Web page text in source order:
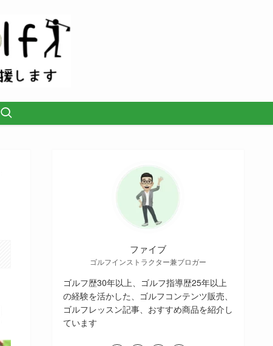
ファイブ
ゴルフインストラクター兼ブロガー
ゴルフ歴30年以上、ゴルフ指導歴25年以上
の経験を活かした、ゴルフコンテンツ販売、
ゴルフレッスン記事、おすすめ商品を紹介し
ています